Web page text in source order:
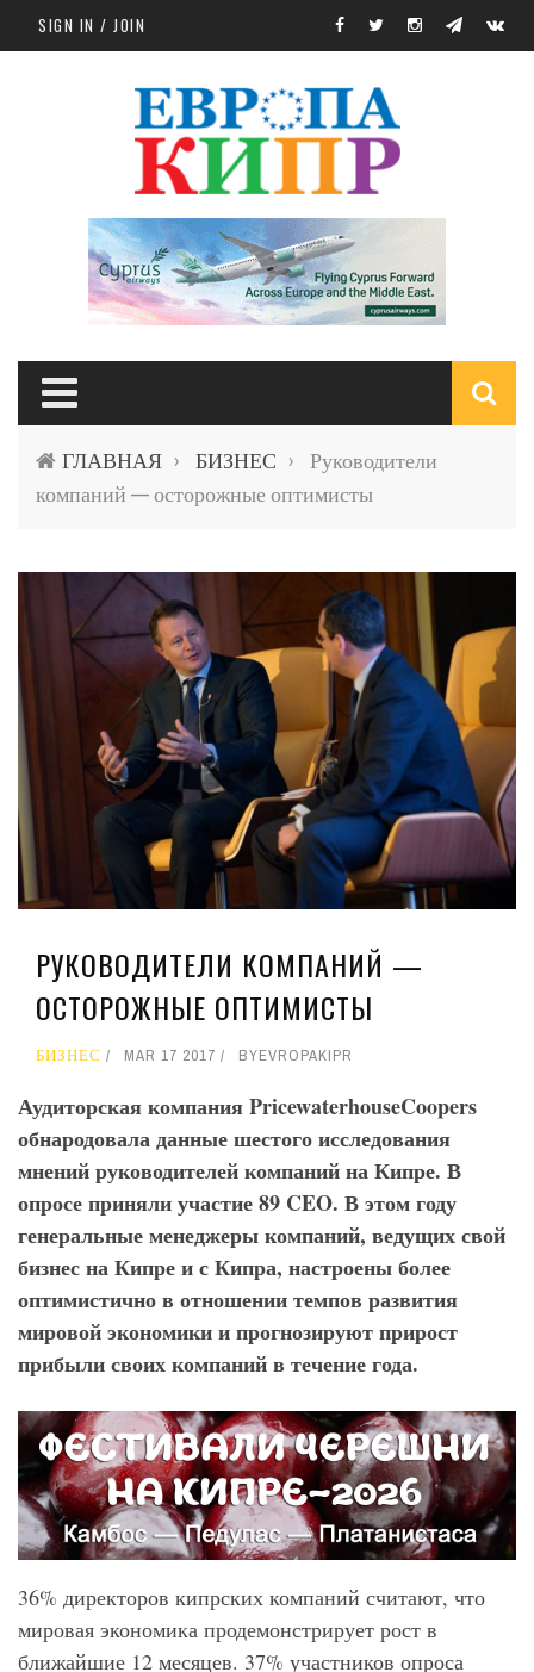
Skip to main content
SIGN IN / JOIN
ГЛАВНАЯ › БИЗНЕС ›
Руководители
компаний — осторожные оптимисты
РУКОВОДИТЕЛИ КОМПАНИЙ —
ОСТОРОЖНЫЕ ОПТИМИСТЫ
БИЗНЕС MAR 17 2017 BYEVROPAKIPR
Аудиторская компания PricewaterhouseCoopers
обнародовала данные шестого исследования
мнений руководителей компаний на Кипре. В
опросе приняли участие 89 CEO. В этом году
генеральные менеджеры компаний, ведущих свой
бизнес на Кипре и с Кипра, настроены более
оптимистично в отношении темпов развития
мировой экономики и прогнозируют прирост
прибыли своих компаний в течение года.
36% директоров кипрских компаний считают, что
мировая экономика продемонстрирует рост в
ближайшие 12 месяцев. 37% участников опроса